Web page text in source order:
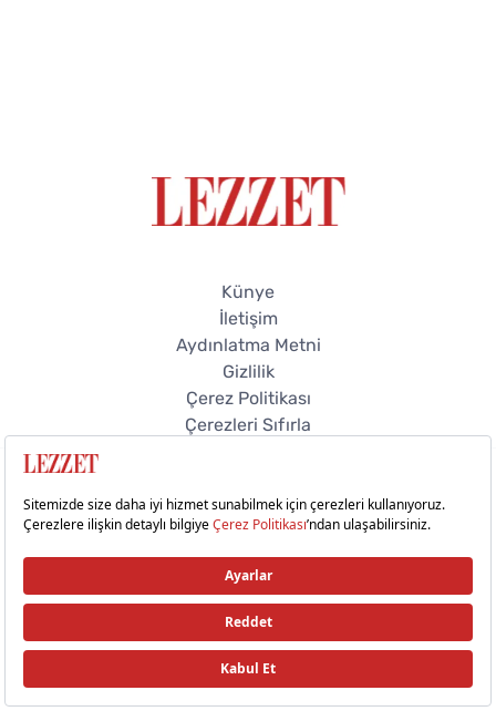
Künye
İletişim
Aydınlatma Metni
Gizlilik
Çerez Politikası
Çerezleri Sıfırla
© 2026 Lezzet Online. Tüm hakları saklıdır.